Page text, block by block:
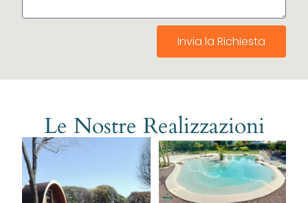
Invia la Richiesta
Le Nostre Realizzazioni